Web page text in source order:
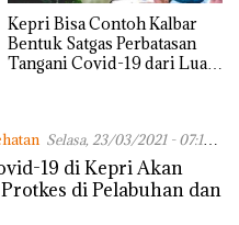
Kepri Bisa Contoh Kalbar
Bentuk Satgas Perbatasan
Tangani Covid-19 dari Luar
Selasa, 23/03/2021 - 07:18
19 di Kepri Akan
di Pelabuhan dan